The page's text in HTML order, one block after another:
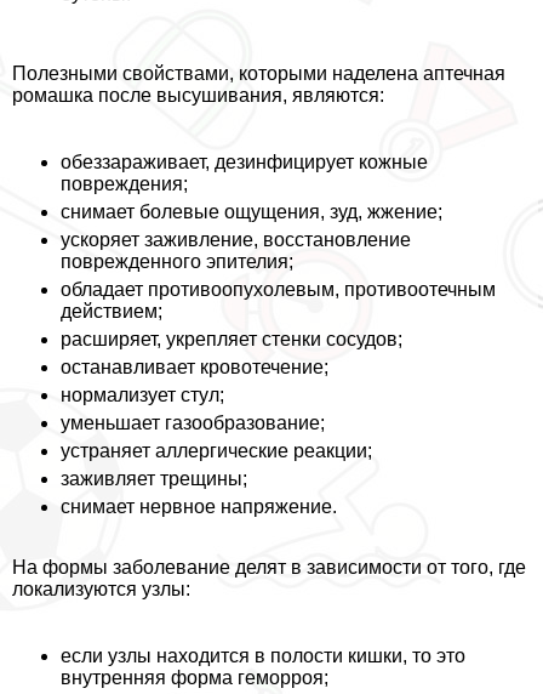
Полезными свойствами, которыми наделена аптечная
ромашка после высушивания, являются:
обеззараживает, дезинфицирует кожные
повреждения;
снимает болевые ощущения, зуд, жжение;
ускоряет заживление, восстановление
поврежденного эпителия;
обладает противоопухолевым, противоотечным
действием;
расширяет, укрепляет стенки сосудов;
останавливает кровотечение;
нормализует стул;
уменьшает газообразование;
устраняет аллергические реакции;
заживляет трещины;
снимает нервное напряжение.
На формы заболевание делят в зависимости от того, где
локализуются узлы:
если узлы находится в полости кишки, то это
внутренняя форма геморроя;